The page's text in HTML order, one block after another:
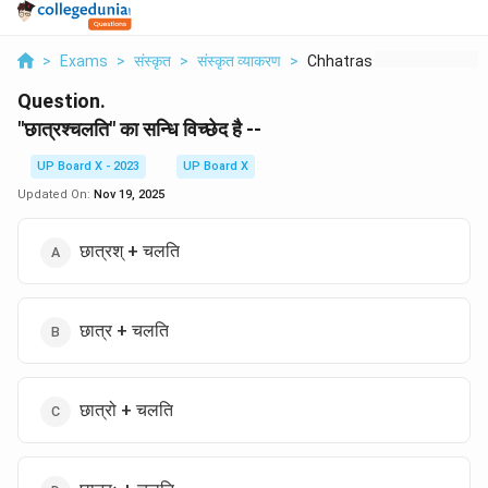
> Exams > संस्कृत > संस्कृत व्याकरण > Chhatras Chalati Ka ...
Question.
"छात्रश्चलति" का सन्धि विच्छेद है --
UP Board X - 2023
UP Board X
Updated On: Nov 19, 2025
छात्रश् + चलति
छात्र + चलति
छात्रो + चलति